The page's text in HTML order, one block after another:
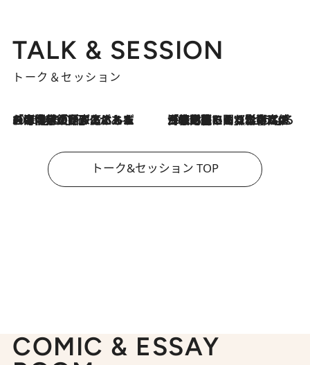
TALK & SESSION
トーク＆セッション
2026.8.3
「今後値上げがあるとすれば…」「リスクがあるのは今年の冬」エネルギー専門家が語る、ホルムズ海峡封鎖が家庭にもたらす“ある心配” 2026.8.3
「住宅建てられない…」「サーチャージ料の高値が続いている」ホルムズ海峡封鎖による影響はいつまで続く？《エネルギー専門家に聞く“どうなる日本の暮らし”》
トーク&セッション TOP
COMIC & ESSAY